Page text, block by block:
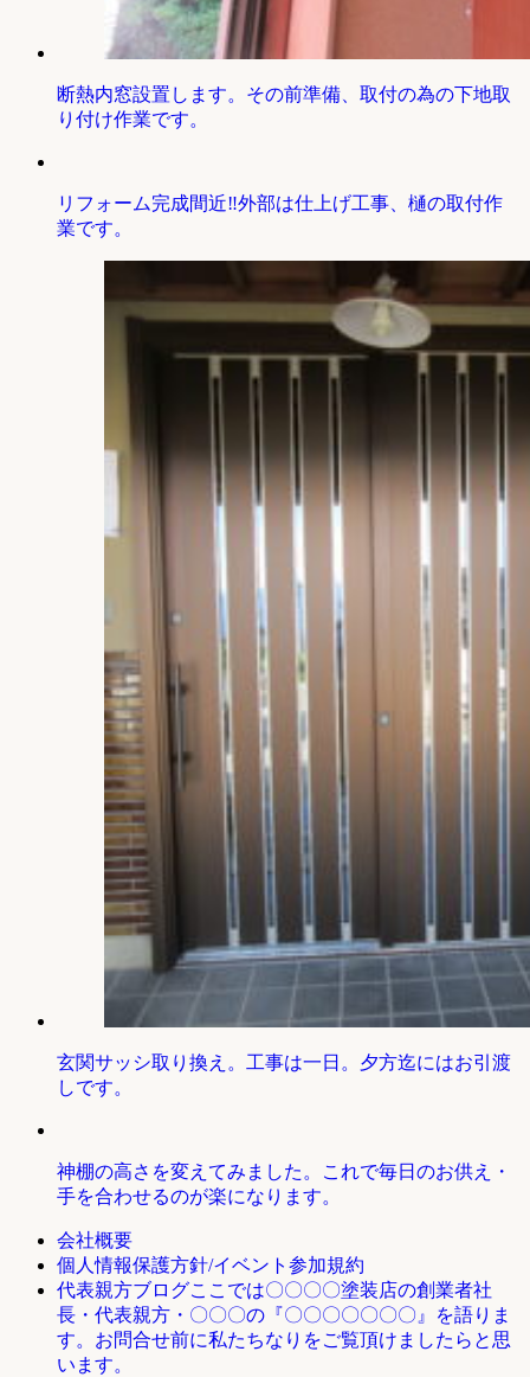
断熱内窓設置します。その前準備、取付の為の下地取
り付け作業です。
リフォーム完成間近‼外部は仕上げ工事、樋の取付作
業です。
玄関サッシ取り換え。工事は一日。夕方迄にはお引渡
しです。
神棚の高さを変えてみました。これで毎日のお供え・
手を合わせるのが楽になります。
会社概要
個人情報保護方針/イベント参加規約
代表親方ブログここでは〇〇〇〇塗装店の創業者社
長・代表親方・〇〇〇の『〇〇〇〇〇〇〇』を語りま
す。お問合せ前に私たちなりをご覧頂けましたらと思
います。